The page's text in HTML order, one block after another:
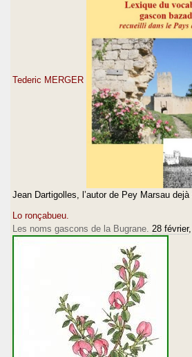
Tederic MERGER
Jean Dartigolles, l’autor de Pey Marsau
Lo ronçabueu.
Les noms gascons de la Bugrane. 28 février